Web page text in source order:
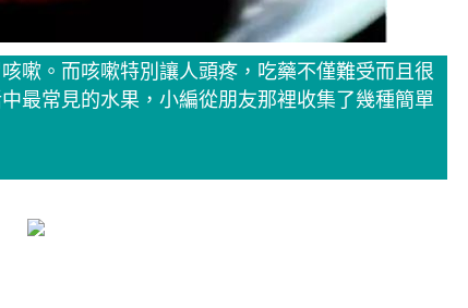
嗽。而咳嗽特別讓人頭疼，吃藥不僅難受而且很
最常見的水果，小編從朋友那裡收集了幾種簡單